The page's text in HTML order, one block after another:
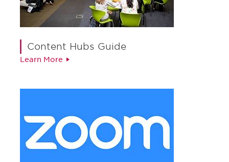
Content Hubs Guide
Learn More